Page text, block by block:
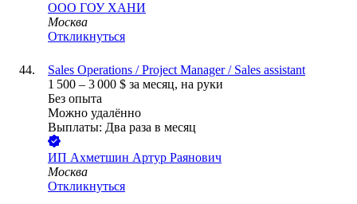
ООО ГОУ ХАНИ
Москва
Откликнуться
Sales Operations / Project Manager / Sales assistant
1 500 – 3 000 $ за месяц, на руки
Без опыта
Можно удалённо
Выплаты: Два раза в месяц
ИП Ахметшин Артур Раянович
Москва
Откликнуться